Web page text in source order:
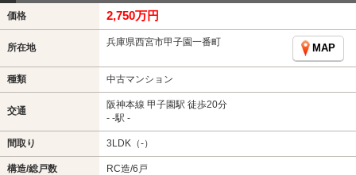
価格 2,750万円
所在地 兵庫県西宮市甲子園一番町
MAP
種類 中古マンション
交通
阪神本線 甲子園駅 徒歩20分
- -駅 -
間取り 3LDK（-）
構造/総戸数 RC造/6戸